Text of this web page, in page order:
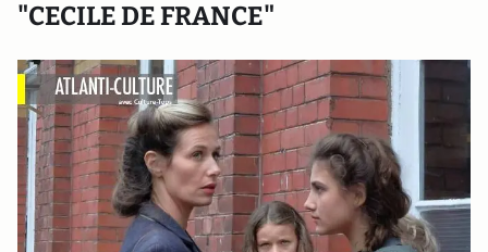
"CECILE DE FRANCE"